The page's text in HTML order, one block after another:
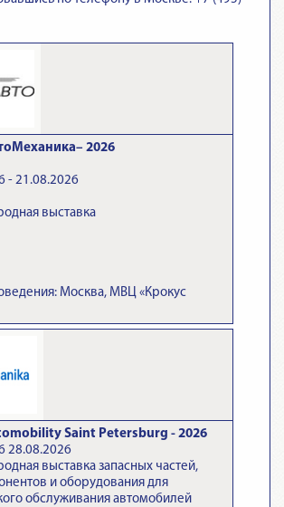
2026
- 21.08.2026
выставка
Москва, МВЦ «Крокус
Saint Petersburg - 2026
28.08.2026
выставка запасных частей,
и оборудования для
обслуживания автомобилей